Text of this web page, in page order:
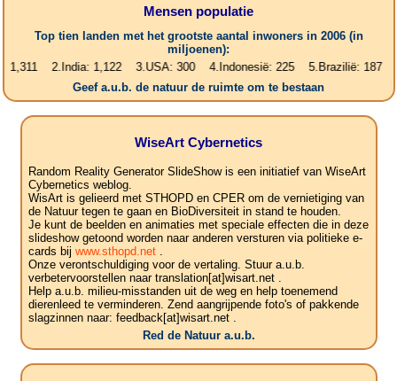
Mensen populatie
Top tien landen met het grootste aantal inwoners in 2006 (in
miljoenen):
2.India: 1,122 3.USA: 300 4.Indonesië: 225 5.Brazilië: 187
Geef a.u.b. de natuur de ruimte om te bestaan
WiseArt Cybernetics
Random Reality Generator SlideShow is een initiatief van WiseArt
Cybernetics weblog.
WisArt is gelieerd met STHOPD en CPER om de vernietiging van
de Natuur tegen te gaan en BioDiversiteit in stand te houden.
Je kunt de beelden en animaties met speciale effecten die in deze
slideshow getoond worden naar anderen versturen via politieke e-
cards bij www.sthopd.net.
Onze verontschuldiging voor de vertaling. Stuur a.u.b.
verbetervoorstellen naar translation[at]wisart.net .
Help a.u.b. milieu-misstanden uit de weg en help toenemend
dierenleed te verminderen. Zend aangrijpende foto's of pakkende
slagzinnen naar: feedback[at]wisart.net .
Red de Natuur a.u.b.